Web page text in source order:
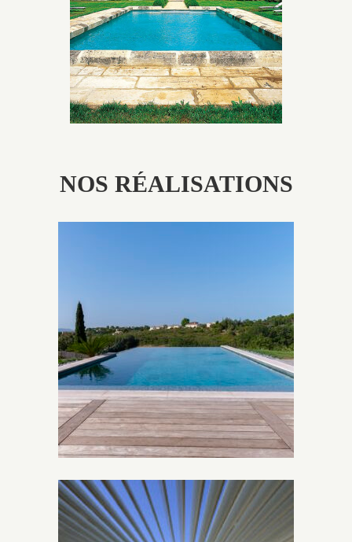
patine naturelle ou créer un ornement de pierres de
taille.
NOS RÉALISATIONS